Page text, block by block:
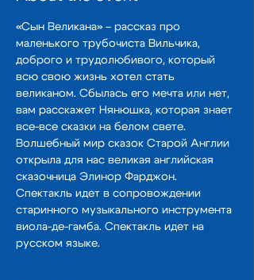
«Сын Великана» – рассказ про
маленького трубочиста Вильчика,
доброго и трудолюбивого, который
всю свою жизнь хотел стать
великаном. Сбылась его мечта или нет,
вам расскажет Нянюшка, которая знает
все-все сказки на белом свете.
Волшебный мир сказок Старой Англии
открыла для нас великая английская
сказочница Элинор Фарджон.
Спектакль идет в сопровождении
старинного музыкального инструмента
виола-де-гамба. Спектакль идет на
русском языке.